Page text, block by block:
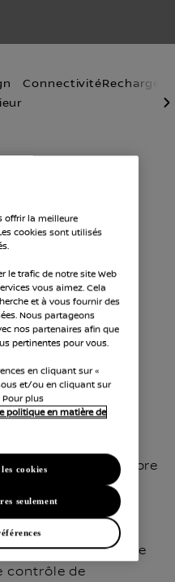
ConnectivitéRecharge
à réduction
encombrants.
est en
d’une simple
la tête, plus de
envie, et de l’ombre
et un
qui lutte contre
contrôle de
offrir la meilleure
cookies sont utilisés
le trafic de notre site Web
vous aimez. Cela
et à vous fournir des
Nous partageons
nos partenaires afin que
pertinentes pour vous.
en cliquant sur «
et/ou en cliquant sur
Pour plus
politique en matière de
seulement
cookies